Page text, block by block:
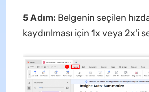
5 Adım: Belgenin seçilen
kaydırılması için 1x veya 2x'i